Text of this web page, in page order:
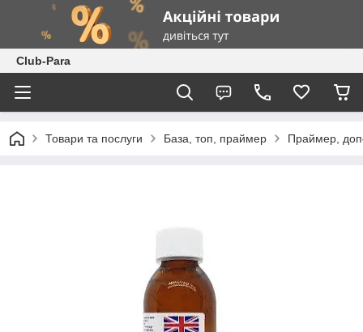
Club-Para
Товари та послуги База, топ, праймер Праймер,